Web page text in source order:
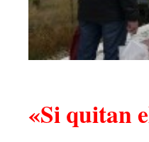
«Si quitan